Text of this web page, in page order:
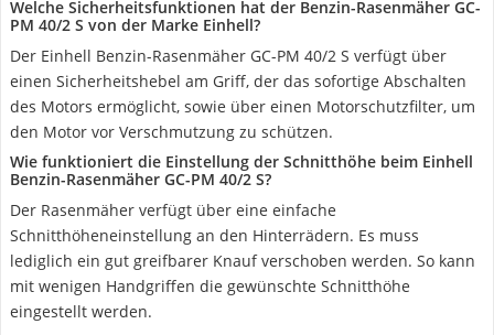
Welche Sicherheitsfunktionen hat der Benzin-Rasenmäher GC-
PM 40/2 S von der Marke Einhell?
Der Einhell Benzin-Rasenmäher GC-PM 40/2 S verfügt über
einen Sicherheitshebel am Griff, der das sofortige Abschalten
des Motors ermöglicht, sowie über einen Motorschutzfilter, um
den Motor vor Verschmutzung zu schützen.
Wie funktioniert die Einstellung der Schnitthöhe beim Einhell
Benzin-Rasenmäher GC-PM 40/2 S?
Der Rasenmäher verfügt über eine einfache
Schnitthöheneinstellung an den Hinterrädern. Es muss
lediglich ein gut greifbarer Knauf verschoben werden. So kann
mit wenigen Handgriffen die gewünschte Schnitthöhe
eingestellt werden.